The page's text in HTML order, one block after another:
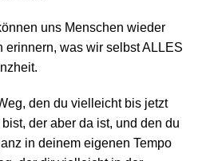
uns Menschen wieder
erinnern, was wir selbst ALLES
den du vielleicht bis jetzt
der aber da ist, und den du
in deinem eigenen Tempo